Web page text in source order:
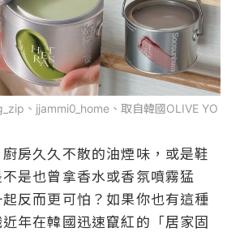
、jjammi0_home、取自韓國OLIVE YO
房久久不散的油煙味，或是鞋
是也曾拿香水或香氛噴霧猛
反而更可怕？如果你也有這種
年在韓國迅速竄紅的「居家固